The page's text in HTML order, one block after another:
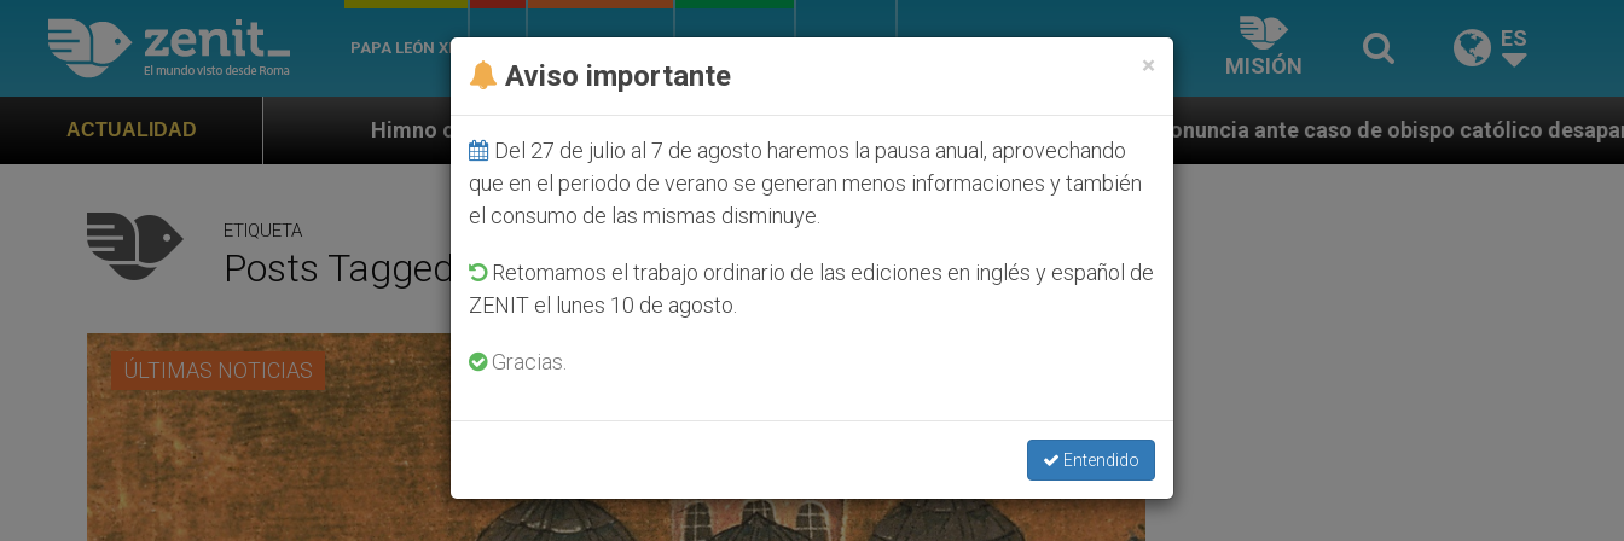
PAPA LEÓN XIV
MISIÓN
ES
ACTUALIDAD
Himno oficial de la Jornada Mundial de la Juventud Seúl 2027 ONU se pronuncia ante caso de obispo católico desaparecido por la dictadura
ETIQUETA
Posts Tagged ‘Padre De La Iglesia’
ÚLTIMAS NOTICIAS
×
Aviso importante
Del 27 de julio al 7 de agosto haremos la pausa anual, aprovechando
que en el periodo de verano se generan menos informaciones y también
el consumo de las mismas disminuye.
Retomamos el trabajo ordinario de las ediciones en inglés y español de
ZENIT el lunes 10 de agosto.
Gracias.
Entendido